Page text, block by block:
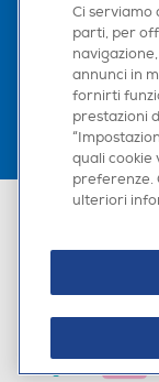
Scarica la
Euronics Italia SpA.
Ci serviamo
parti, per
annunci in
fornirti
prestazioni
quali cookie
preferenze.
ulteriori